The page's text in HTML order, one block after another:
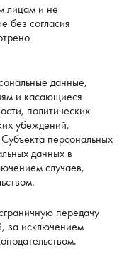
лицам и не
без согласия
данные,
и касающиеся
политических
убеждений,
персональных
данных в
случаев,
передачу
за исключением